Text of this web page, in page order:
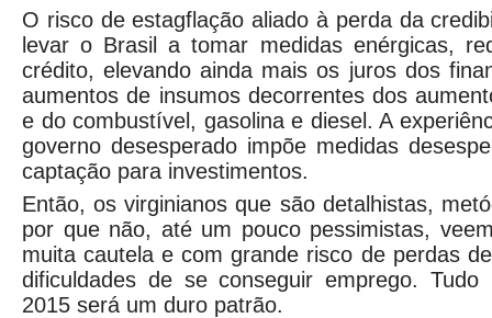
O risco de estagflação aliado à perda da
levar o Brasil a tomar medidas enérgicas,
crédito, elevando ainda mais os juros dos
aumentos de insumos decorrentes dos
e do combustível, gasolina e diesel. A
governo desesperado impõe medidas
captação para investimentos.
Então, os virginianos que são detalhistas,
por que não, até um pouco pessimistas,
muita cautela e com grande risco de perdas
dificuldades de se conseguir emprego.
2015 será um duro patrão.